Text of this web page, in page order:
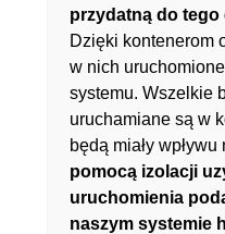
przydatną do
Dzięki kontenerom
w nich
systemu. Wszelkie
uruchamiane są w
będą miały
pomocą izolacji
uruchomienia
naszym systemie